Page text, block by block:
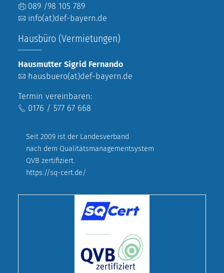
089 /98 105 789
info(at)def-bayern.de
Hausbüro (Vermietungen)
Hausmutter Sigrid Fernando
hausbuero(at)def-bayern.de
Termin vereinbaren:
0176 / 577 67 668
Seit 2009 ist der Landesverband
nach dem Qualitätsmanagementsystem
QVB zertifiziert.
https://sq-cert.de/